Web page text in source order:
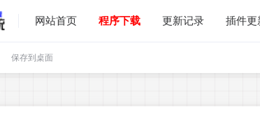
网站首页 程序下载 更新记录 插件更
保存到桌面